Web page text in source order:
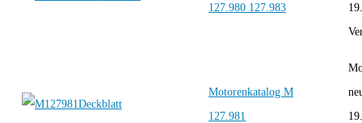
127.980 127.983
Motorenkatalog M
127.981